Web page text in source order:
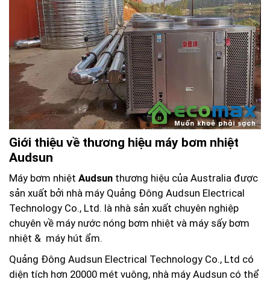
Giới thiệu về thương hiệu máy bơm nhiệt
Audsun
Máy bơm nhiệt Audsun thương hiệu của Australia được
sản xuất bởi nhà máy Quảng Đông Audsun Electrical
Technology Co., Ltd. là nhà sản xuất chuyên nghiệp
chuyên về máy nước nóng bơm nhiệt và máy sấy bơm
nhiệt & máy hút ẩm.
Quảng Đông Audsun Electrical Technology Co., Ltd có
diện tích hơn 20000 mét vuông, nhà máy Audsun có thể